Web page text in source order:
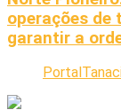
operações
garantir a